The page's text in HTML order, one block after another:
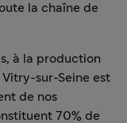
la chaîne de
à la production
Vitry-sur-Seine est
de nos
70% de